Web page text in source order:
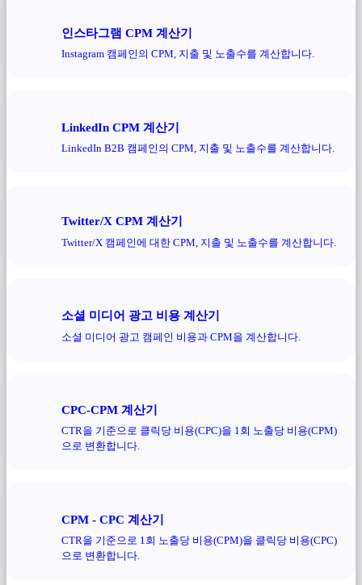
인스타그램 CPM 계산기
Instagram 캠페인의 CPM, 지출 및 노출수를 계산합니다.
LinkedIn CPM 계산기
LinkedIn B2B 캠페인의 CPM, 지출 및 노출수를 계산합니다.
Twitter/X CPM 계산기
Twitter/X 캠페인에 대한 CPM, 지출 및 노출수를 계산합니다.
소셜 미디어 광고 비용 계산기
소셜 미디어 광고 캠페인 비용과 CPM을 계산합니다.
CPC-CPM 계산기
CTR을 기준으로 클릭당 비용(CPC)을 1회 노출당 비용(CPM)
으로 변환합니다.
CPM - CPC 계산기
CTR을 기준으로 1회 노출당 비용(CPM)을 클릭당 비용(CPC)
으로 변환합니다.